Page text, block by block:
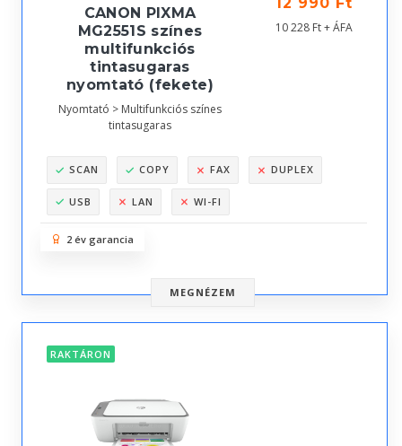
CANON PIXMA
MG2551S színes
multifunkciós
tintasugaras
nyomtató (fekete)
Nyomtató > Multifunkciós színes
tintasugaras
10 228 Ft + ÁFA
SCAN COPY FAX DUPLEX
USB LAN WI-FI
2 év garancia
MEGNÉZEM
RAKTÁRON